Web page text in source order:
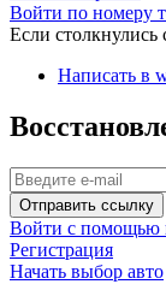
Войти по номеру
Если
Написать в
Отправить ссылку
Войти с помощью
Регистрация
Начать выбор авто